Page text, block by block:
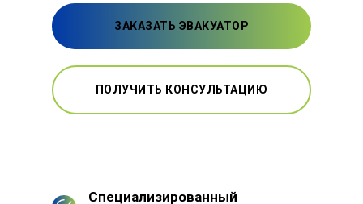
ЗАКАЗАТЬ ЭВАКУАТОР
ПОЛУЧИТЬ КОНСУЛЬТАЦИЮ
Специализированный